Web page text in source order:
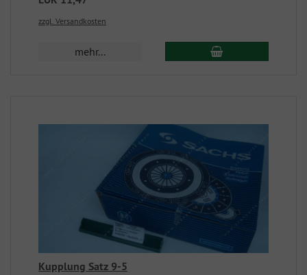
zzgl. Versandkosten
mehr...
Kupplung Satz 9-5